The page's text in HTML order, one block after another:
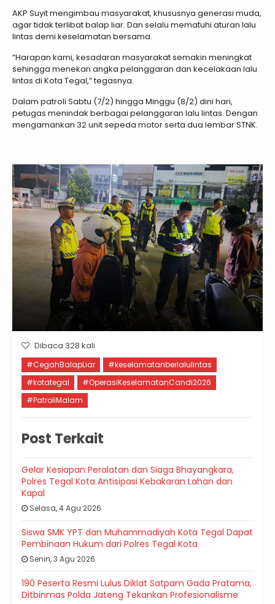
AKP Suyit mengimbau masyarakat, khususnya generasi muda,
agar tidak terlibat balap liar. Dan selalu mematuhi aturan lalu
lintas demi keselamatan bersama.
“Harapan kami, kesadaran masyarakat semakin meningkat
sehingga menekan angka pelanggaran dan kecelakaan lalu
lintas di Kota Tegal,” tegasnya.
Dalam patroli Sabtu (7/2) hingga Minggu (8/2) dini hari,
petugas menindak berbagai pelanggaran lalu lintas. Dengan
mengamankan 32 unit sepeda motor serta dua lembar STNK.
Dibaca 328 kali
#CegahBalapLiar
#keselamatanberlalulintas
#kotategal
#OperasiKeselamatanCandi2026
#PatroliMalam
Post Terkait
Gelar Kesiapan Peralatan dan Siaga Bhayangkara,
Polres Tegal Kota Antisipasi Kebakaran Lahan dan
Kapal
Selasa, 4 Agu 2026
Siswa SMK YPT dan Muhammadiyah Kota Tegal Dapat
Pembinaan Hukum dari Polres Tegal Kota
Senin, 3 Agu 2026
190 Peserta Resmi Lulus Diklat Satpam Gada Pratama,
Ditbinmas Polda Jateng Tekankan Profesionalisme